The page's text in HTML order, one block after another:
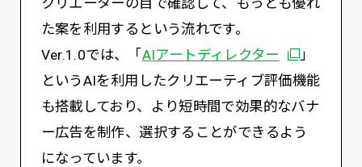
た案を利用するという流れです。
Ver.1.0では、「AIアートディレクター 別ウィンド
」
というAIを利用したクリエーティブ評価機能
も搭載しており、より短時間で効果的なバナ
ー広告を制作、選択することができるよう
になっています。